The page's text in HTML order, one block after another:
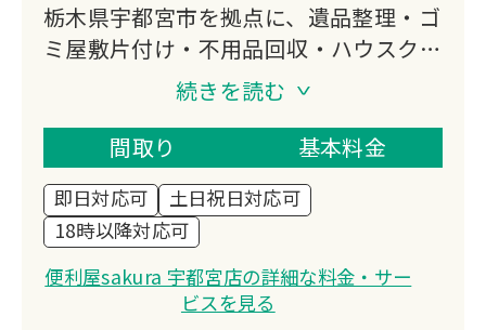
栃木県宇都宮市を拠点に、遺品整理・ゴ
ミ屋敷片付け・不用品回収・ハウスクリ
ーニングなど幅広く対応。
年中無休で営業し、深夜の引越しや急な
依頼にも柔軟に対応します。
業界最安値を目指し、お客様のお気持ち
に寄り添った丁寧な作業を提供していま
す。
続きを読む
間取り
基本料金
即日対応可
土日祝日対応可
18時以降対応可
便利屋sakura 宇都宮店の詳細な料金・サー
ビスを見る